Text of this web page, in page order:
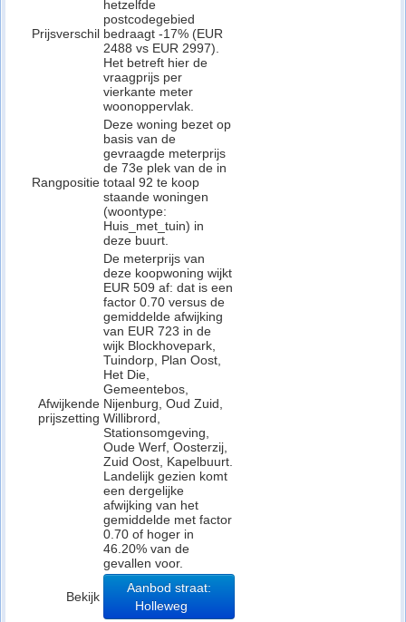
Prijsverschil
hetzelfde
postcodegebied
bedraagt -17% (EUR
2488 vs EUR 2997).
Het betreft hier de
vraagprijs per
vierkante meter
woonoppervlak.
Rangpositie
Deze woning bezet op
basis van de
gevraagde meterprijs
de 73e plek van de in
totaal 92 te koop
staande woningen
(woontype:
Huis_met_tuin) in
deze buurt.
Afwijkende
prijszetting
De meterprijs van
deze koopwoning wijkt
EUR 509 af: dat is een
factor 0.70 versus de
gemiddelde afwijking
van EUR 723 in de
wijk Blockhovepark,
Tuindorp, Plan Oost,
Het Die,
Gemeentebos,
Nijenburg, Oud Zuid,
Willibrord,
Stationsomgeving,
Oude Werf, Oosterzij,
Zuid Oost, Kapelbuurt.
Landelijk gezien komt
een dergelijke
afwijking van het
gemiddelde met factor
0.70 of hoger in
46.20% van de
gevallen voor.
Bekijk
Aanbod straat:
Holleweg